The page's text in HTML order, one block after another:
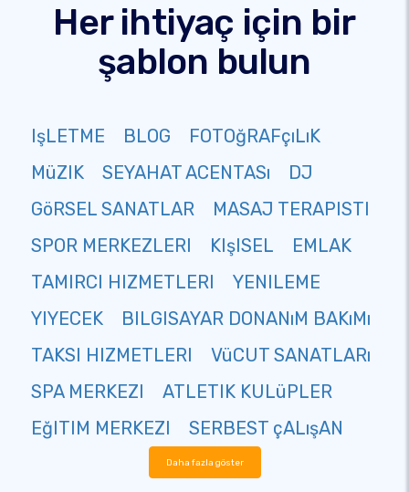
Her ihtiyaç için bir
şablon bulun
IşLETME BLOG
FOTOğRAFçıLıK
MüZIK
SEYAHAT ACENTASı
DJ
GöRSEL SANATLAR
MASAJ TERAPISTI
SPOR MERKEZLERI
KIşISEL
EMLAK
TAMIRCI HIZMETLERI
YENILEME
YIYECEK
BILGISAYAR DONANıM BAKıMı
TAKSI HIZMETLERI
VüCUT SANATLARı
SPA MERKEZI
ATLETIK KULüPLER
EğITIM MERKEZI
SERBEST çALışAN
Daha fazla göster